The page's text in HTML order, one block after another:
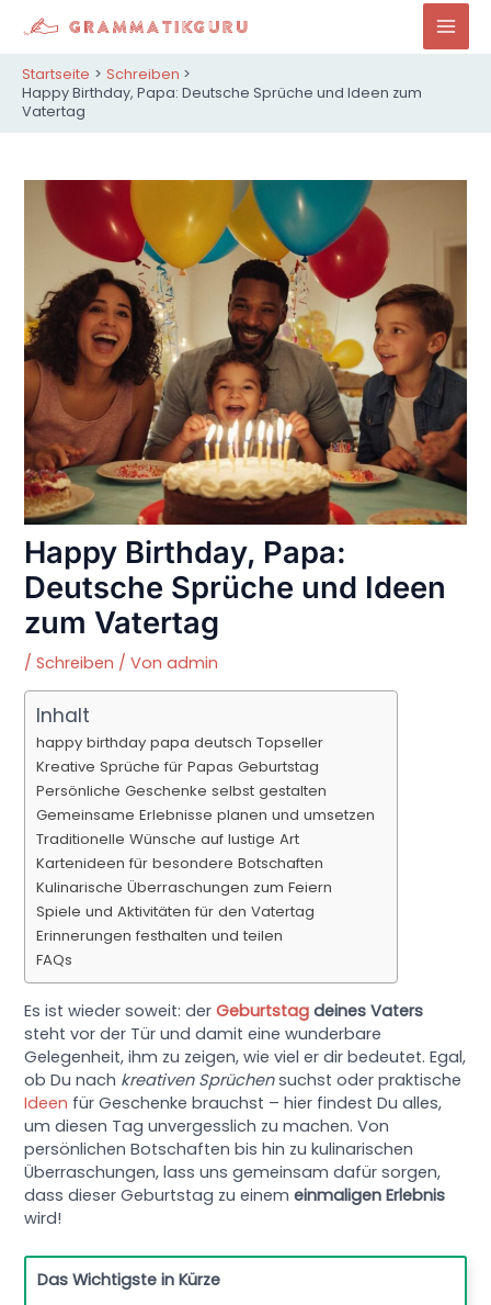
Inhalt
Startseite
Schreiben
Happy Birthday, Papa: Deutsche Sprüche und Ideen zum
Vatertag
Happy Birthday, Papa:
Deutsche Sprüche und Ideen
zum Vatertag
/Schreiben / Vonadmin
Inhalt
happy birthday papa deutsch Topseller
Kreative Sprüche für Papas Geburtstag
Persönliche Geschenke selbst gestalten
Gemeinsame Erlebnisse planen und umsetzen
Traditionelle Wünsche auf lustige Art
Kartenideen für besondere Botschaften
Kulinarische Überraschungen zum Feiern
Spiele und Aktivitäten für den Vatertag
Erinnerungen festhalten und teilen
FAQs
Es ist wieder soweit: derGeburtstag deines Vaters
steht vor der Tür und damit eine wunderbare
Gelegenheit, ihm zu zeigen, wie viel er dir bedeutet. Egal,
ob Du nach kreativen Sprüchensuchst oder praktische
Ideen für Geschenke brauchst – hier findest Du alles,
um diesen Tag unvergesslich zu machen. Von
persönlichen Botschaften bis hin zu kulinarischen
Überraschungen, lass uns gemeinsam dafür sorgen,
dass dieser Geburtstag zu einemeinmaligen Erlebnis
wird!
Das Wichtigste in Kürze